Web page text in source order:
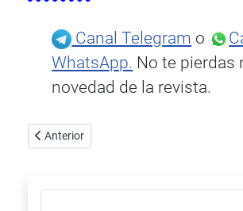
Canal Telegram o
WhatsApp. No te pierdas
novedad de la revista.
Artículo anterior: NuPrime Evolution DAC-2
Anterior